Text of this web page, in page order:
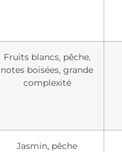
Fruits blancs, pêche,
notes boisées, grande
complexité
Jasmin, pêche